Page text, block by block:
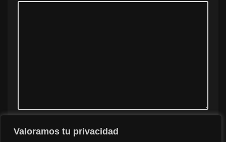
Valoramos tu privacidad
Guarda mi nombre, correo electrónico y web en este